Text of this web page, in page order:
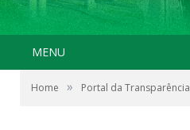
MENU
Home » Portal da Transparência